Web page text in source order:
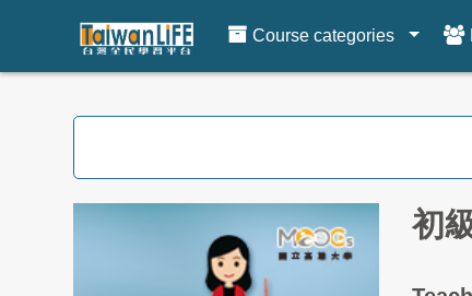
Course categories
初